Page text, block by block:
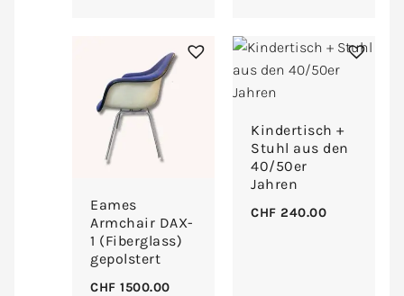
Eames
Armchair DAX-
1 (Fiberglass)
gepolstert
CHF 1500.00
Kindertisch +
Stuhl aus den
40/50er
Jahren
CHF 240.00